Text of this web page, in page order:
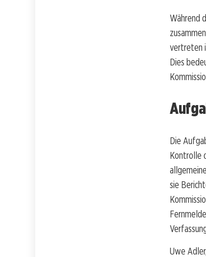
Während
vertreten
Dies
Die
Kontrolle
sie
Uwe